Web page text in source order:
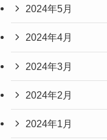
2024年5月
2024年4月
2024年3月
2024年2月
2024年1月